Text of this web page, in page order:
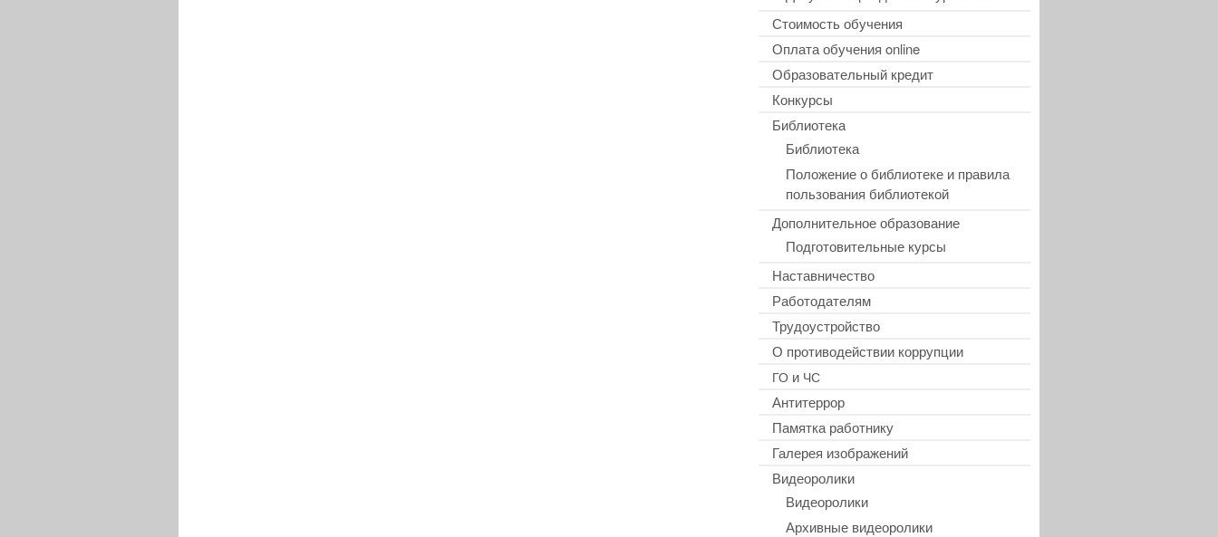
Стоимость обучения
Оплата обучения online
Образовательный кредит
Конкурсы
Библиотека
Библиотека
Положение о библиотеке и правила
пользования библиотекой
Дополнительное образование
Подготовительные курсы
Наставничество
Работодателям
Трудоустройство
О противодействии коррупции
ГО и ЧС
Антитеррор
Памятка работнику
Галерея изображений
Видеоролики
Видеоролики
Архивные видеоролики